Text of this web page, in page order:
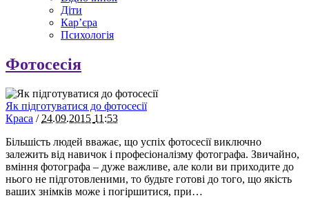
Діти
Кар’єра
Психологія
Фотосесія
Як підготуватися до фотосесії
Краса / 24.09.2015 11:53
Більшість людей вважає, що успіх фотосесії виключно
залежить від навичок і професіоналізму фотографа. Звичайно,
вміння фотографа – дуже важливе, але коли ви приходите до
нього не підготовленими, то будьте готові до того, що якість
ваших знімків може і погіршитися, при…